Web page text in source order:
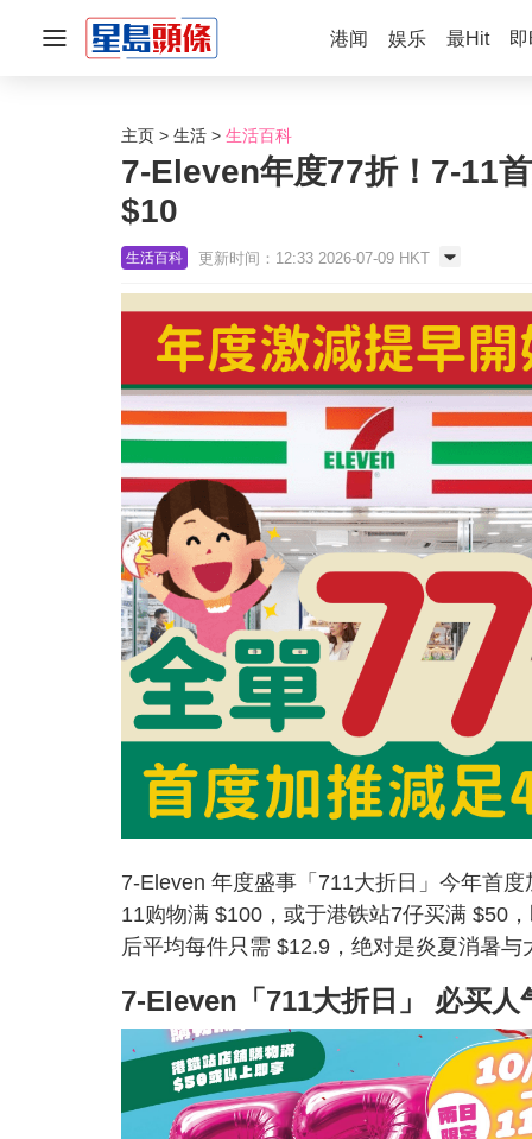
港闻 娱乐 最Hit
主页 生活 生活百科
7-Eleven年度77折！7-11
$10
生活百科 更新时间：12:33 2026-07-09 HKT
7-Eleven 年度盛事「711大折日」今年首
11购物满 $100，或于港铁站7仔买满 $50
后平均每件只需 $12.9，绝对是炎夏消暑
7-Eleven「711大折日」 必买